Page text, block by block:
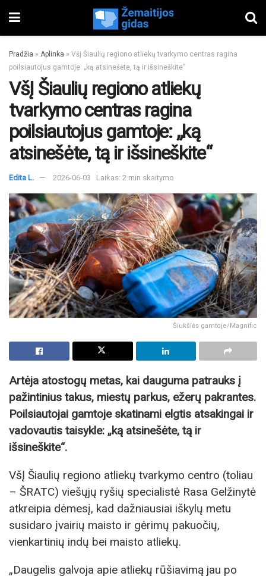
Pradžia » Aplinka » VšĮ Šiaulių regiono atliekų tvarkymo centras ragina
poilsiautojus gamtoje: „ką atsinešėte, tą ir išsineškite“
VšĮ Šiaulių regiono atliekų
tvarkymo centras ragina
poilsiautojus gamtoje: „ką
atsinešėte, tą ir išsineškite“
Edita L. 2026-06-03 Laikas: 2 min skaitymo
Šiukšlės gamtoje/Magnific
Artėja atostogų metas, kai dauguma patrauks į
pažintinius takus, miestų parkus, ežerų pakrantes.
Poilsiautojai gamtoje skatinami elgtis atsakingai ir
vadovautis taisykle: „ką atsinešėte, tą ir
išsineškite“.
VšĮ Šiaulių regiono atliekų tvarkymo centro (toliau
– ŠRATC) viešųjų ryšių specialistė Rasa Gelžinytė
atkreipia dėmesį, kad dažniausiai iškylų metu
susidaro įvairių maisto ir gėrimų pakuočių,
vienkartinių indų bei maisto atliekų.
„Daugelis galvoja apie atliekų rūšiavimą jau po